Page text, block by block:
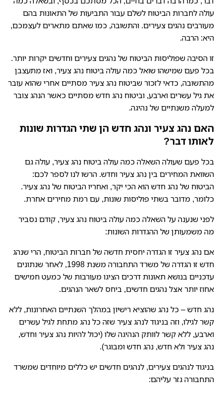
עולה לחברות הביטוח לשלם עבור התביעות של התאונות בהם
מעורבים נהגים צעירים. והתשובה, כמו שאתם מתארים לעצמכם,
היא: הרבה.
זו הסיבה שפוליסות הביטוח של נהגים צעירים וחדשים יקרות יותר.
בכל פעם שמישהו שואל כמה עולה ביטוח נהג צעיר, ואז מתעצבן
מהתשובה, כדאי לזכור שביטוח נהג צעיר מסתיים אחרי שהוא עובר
את גיל עשרים וארבע, וביטוח נהג חדש מסתיים כאשר הנהג צובר
למעלה משנתיים של נהיגה.
האם נהג צעיר ונהג חדש הן שתי הגדרות שונות
לאותו דבר?
בכל פעם שעולה השאלה כמה עולה ביטוח נהג צעיר, עולה גם
השוואת המחירים בין נהג צעיר וחדש. הרשו לנו לספר לכם:
הביטוח של נהג חדש הוא הכי יקר, ואחריו הביטוח של נהג צעיר.
כלומר, מדובר בשתי פוליסות שונות, עם רמת מחירים אחרת.
לפני שנענה על השאלה כמה עולה ביטוח נהג צעיר, קודם נסביר
מה משמעותן של ההגדרות השונות:
אם נהג צעיר זו הגדרה יחסית חדשה של חברות הביטוח, הרי שנהג
חדש זו הגדרה של משרד התחבורה משנת 1998, לאחר שנתונים
עדכניים בנושא תאונות דרכים הציגו מעורבות של כמעט חמישים
אחוז יותר אצל נהגים חדשים, ביחס לשאר הנהגים.
נהג חדש – כל נהג שהוציא רישיון במהלך השנתיים האחרונות, ללא
קשר לגילו, וזה בניגוד לנהג צעיר שזה כל נהג מתחת לגיל עשרים
וארבע, ללא קשר לוותק הנהיגה שלו (יכול להיות נהג צעיר וחדש,
נהג צעיר ולא חדש, נהג חדש ומבוגר).
בניגוד לנהגים צעירים, לנהגים חדשים יש כללים מיוחדים שמשרד
התחבורה גזר עליהם: